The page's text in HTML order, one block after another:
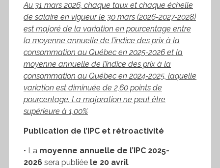
Au 31 mars 2026, chaque taux et chaque échelle
de salaire en vigueur le 30 mars (2026-2027-2028)
est majoré de la variation en pourcentage entre
la moyenne annuelle de l’indice des prix à la
consommation au Québec en 2025-2026 et la
moyenne annuelle de l’indice des prix à la
consommation au Québec en 2024-2025, laquelle
variation est diminuée de 2,60 points de
pourcentage. La majoration ne peut être
supérieure à 1,00%
Publication de l’IPC et rétroactivité
• La moyenne annuelle de l’IPC 2025-
2026 sera publiée le 20 avril.